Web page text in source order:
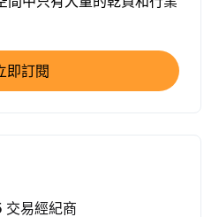
即訂閱
易經紀商